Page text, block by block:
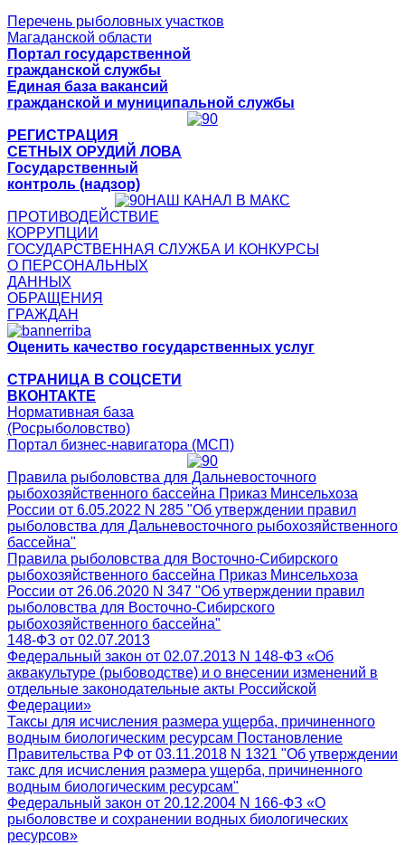
Перечень рыболовных участков
Магаданской области
Портал государственной
гражданской службы
Единая база вакансий
гражданской и муниципальной службы
РЕГИСТРАЦИЯ
СЕТНЫХ ОРУДИЙ ЛОВА
Государственный
контроль (надзор)
НАШ КАНАЛ В МАКС
ПРОТИВОДЕЙСТВИЕ
КОРРУПЦИИ
ГОСУДАРСТВЕННАЯ СЛУЖБА И КОНКУРСЫ
О ПЕРСОНАЛЬНЫХ
ДАННЫХ
ОБРАЩЕНИЯ
ГРАЖДАН
Оценить качество государственных услуг
СТРАНИЦА В СОЦСЕТИ
ВКОНТАКТЕ
Нормативная база
(Росрыболовство)
Портал бизнес-навигатора (МСП)
Правила рыболовства для Дальневосточного
рыбохозяйственного бассейна Приказ Минсельхоза
России от 6.05.2022 N 285 "Об утверждении правил
рыболовства для Дальневосточного рыбохозяйственного
бассейна"
Правила рыболовства для Восточно-Сибирского
рыбохозяйственного бассейна Приказ Минсельхоза
России от 26.06.2020 N 347 "Об утверждении правил
рыболовства для Восточно-Сибирского
рыбохозяйственного бассейна"
148-ФЗ от 02.07.2013
Федеральный закон от 02.07.2013 N 148-ФЗ «Об
аквакультуре (рыбоводстве) и о внесении изменений в
отдельные законодательные акты Российской
Федерации»
Таксы для исчисления размера ущерба, причиненного
водным биологическим ресурсам Постановление
Правительства РФ от 03.11.2018 N 1321 "Об утверждении
такс для исчисления размера ущерба, причиненного
водным биологическим ресурсам"
Федеральный закон от 20.12.2004 N 166-ФЗ «О
рыболовстве и сохранении водных биологических
ресурсов»